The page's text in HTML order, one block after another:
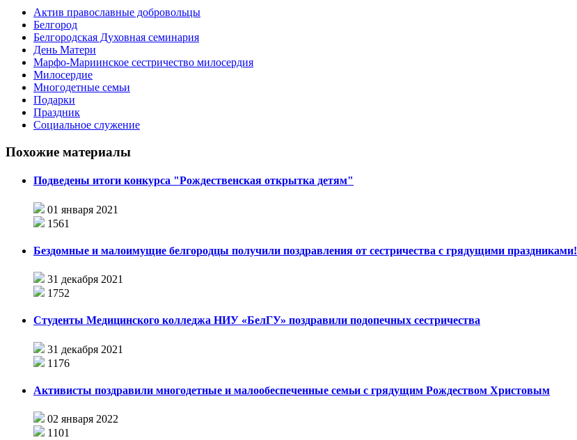
Актив православные добровольцы
Белгород
Белгородская Духовная семинария
День Матери
Марфо-Мариинское сестричество милосердия
Милосердие
Многодетные семьи
Подарки
Праздник
Социальное служение
Похожие материалы
Подведены итоги конкурса "Рождественская открытка детям"
01 января 2021
1561
Бездомные и малоимущие белгородцы получили поздравления от сестричества с грядущими праздниками!
31 декабря 2021
1752
Студенты Медицинского колледжа НИУ «БелГУ» поздравили подопечных сестричества
31 декабря 2021
1176
Активисты поздравили многодетные и малообеспеченные семьи с грядущим Рождеством Христовым
02 января 2022
1101